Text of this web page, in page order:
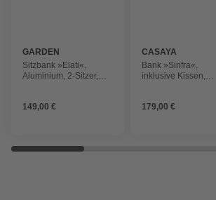
GARDEN
IMPRESSIONS
Sitzbank »Elati«,
Aluminium, 2-Sitzer,
sand
149,00 €
CASAYA
Bank »Sinfra«,
inklusive Kissen,
179,00 €